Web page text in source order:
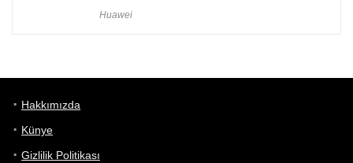
Huawei
Hakkımızda
Künye
Gizlilik Politikası